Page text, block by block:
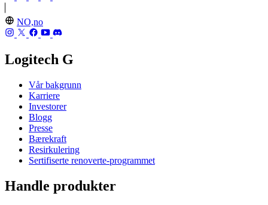
NO,no
Logitech G
Vår bakgrunn
Karriere
Investorer
Blogg
Presse
Bærekraft
Resirkulering
Sertifiserte renoverte-programmet
Handle produkter